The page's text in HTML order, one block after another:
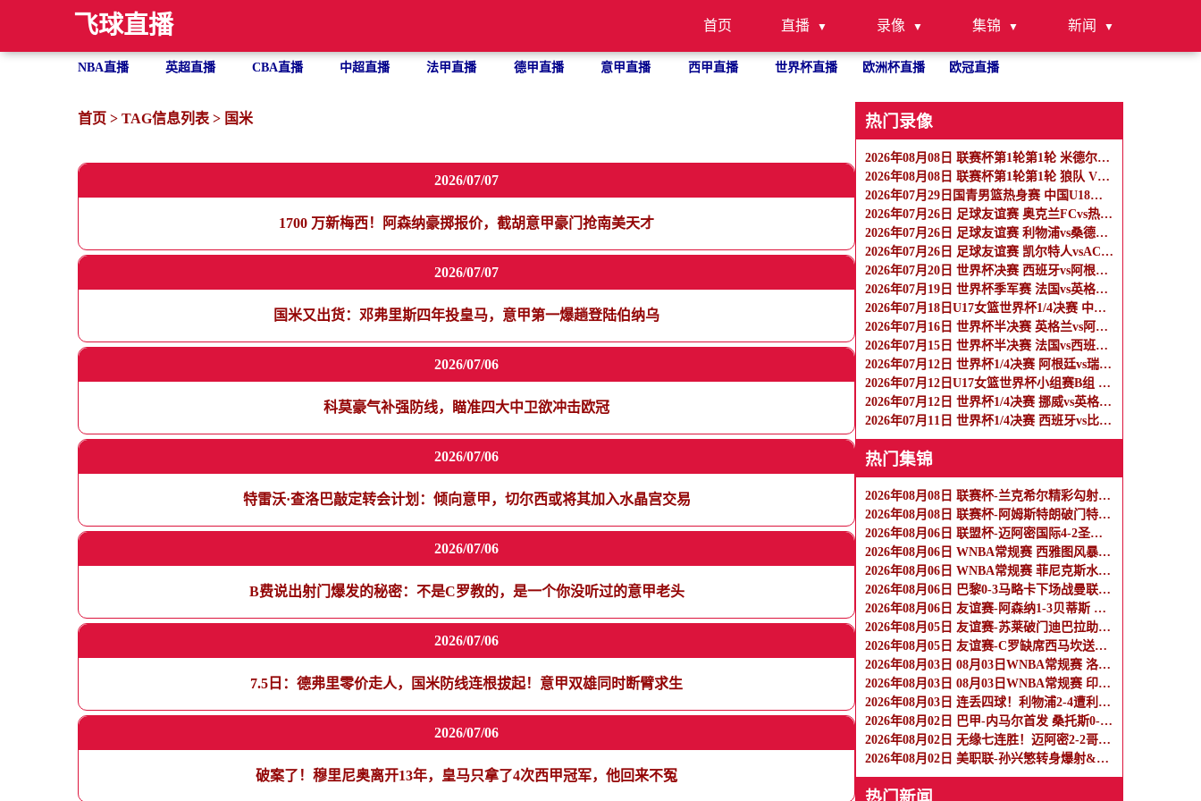
飞球直播 首页 直播 录像 集锦 新闻
NBA直播 英超直播 CBA直播 中超直播 法甲直播 德甲直播 意甲直播 西甲直播 世界杯直播 欧洲杯直播 欧冠直播
首页 > TAG信息列表 > 国米
2026/07/07
1700 万新梅西！阿森纳豪掷报价，截胡意甲豪门抢南美天才
2026/07/07
国米又出货：邓弗里斯四年投皇马，意甲第一爆趟登陆伯纳乌
2026/07/06
科莫豪气补强防线，瞄准四大中卫欲冲击欧冠
2026/07/06
特雷沃·查洛巴敲定转会计划：倾向意甲，切尔西或将其加入水晶宫交易
2026/07/06
B费说出射门爆发的秘密：不是C罗教的，是一个你没听过的意甲老头
2026/07/06
7.5日：德弗里零价走人，国米防线连根拔起！意甲双雄同时断臂求生
2026/07/06
破案了！穆里尼奥离开13年，皇马只拿了4次西甲冠军，他回来不冤
热门录像
2026年08月08日 联赛杯第1轮第1轮 米德尔斯堡 VS 雷克瑟姆 全场录像
2026年08月08日 联赛杯第1轮第1轮 狼队 VS 维尔港 全场录像
2026年07月29日国青男篮热身赛 中国U18男篮 - 纽纳华丁闪电队 全场录像
2026年07月26日 足球友谊赛 奥克兰FCvs热刺 全场录像
2026年07月26日 足球友谊赛 利物浦vs桑德兰 全场录像
2026年07月26日 足球友谊赛 凯尔特人vsAC米兰 全场录像
2026年07月20日 世界杯决赛 西班牙vs阿根廷 全场录像
2026年07月19日 世界杯季军赛 法国vs英格兰 全场录像
2026年07月18日U17女篮世界杯1/4决赛 中国U17女篮 - 加拿大U17女篮 录像
2026年07月16日 世界杯半决赛 英格兰vs阿根廷 全场录像
2026年07月15日 世界杯半决赛 法国vs西班牙 全场录像
2026年07月12日 世界杯1/4决赛 阿根廷vs瑞士 全场录像
2026年07月12日U17女篮世界杯小组赛B组 墨西哥U17女篮 - 中国U17女篮 全场录像
2026年07月12日 世界杯1/4决赛 挪威vs英格兰 全场录像
2026年07月11日 世界杯1/4决赛 西班牙vs比利时 全场录像
热门集锦
2026年08月08日 联赛杯-兰克希尔精彩勾射破门 米德尔斯堡1-0雷克瑟姆
2026年08月08日 联赛杯-阿姆斯特朗破门特林达德建功 狼队3-0维尔港
2026年08月06日 联盟杯-迈阿密国际4-2圣路易斯 梅西2射1传 阿伦助攻戴帽
2026年08月06日 WNBA常规赛 西雅图风暴 86 - 92 纽约自由人 全场集锦
2026年08月06日 WNBA常规赛 菲尼克斯水星 82 - 96 亚特兰大梦想 全场集锦
2026年08月06日 巴黎0-3马略卡下场战曼联 巴黎全场控球近6成+8射3正未果
2026年08月06日 友谊赛-阿森纳1-3贝蒂斯 因卡皮耶破门难救主 福纳尔斯1射2传
2026年08月05日 友谊赛-苏莱破门迪巴拉助攻 罗马4-1纽波特郡
2026年08月05日 友谊赛-C罗缺席西马坎送点 胜利0-2不敌阿尔梅里亚
2026年08月03日 08月03日WNBA常规赛 洛杉矶火花106-101波特兰火焰 全场集锦
2026年08月03日 08月03日WNBA常规赛 印第安纳狂热100-108明尼苏达山猫 全场集锦
2026年08月03日 连丢四球！利物浦2-4遭利兹联逆转 维尔茨钱伯斯破门凯尔凯兹失误
2026年08月02日 巴甲-内马尔首发 桑托斯0-0瑞模贝雷
2026年08月02日 无缘七连胜！迈阿密2-2哥伦布 苏牙传射卡塞米罗乌龙梅西替补登场
2026年08月02日 美职联-孙兴慜转身爆射&穆勒点射破门 温哥华白浪1-1洛杉矶
热门新闻